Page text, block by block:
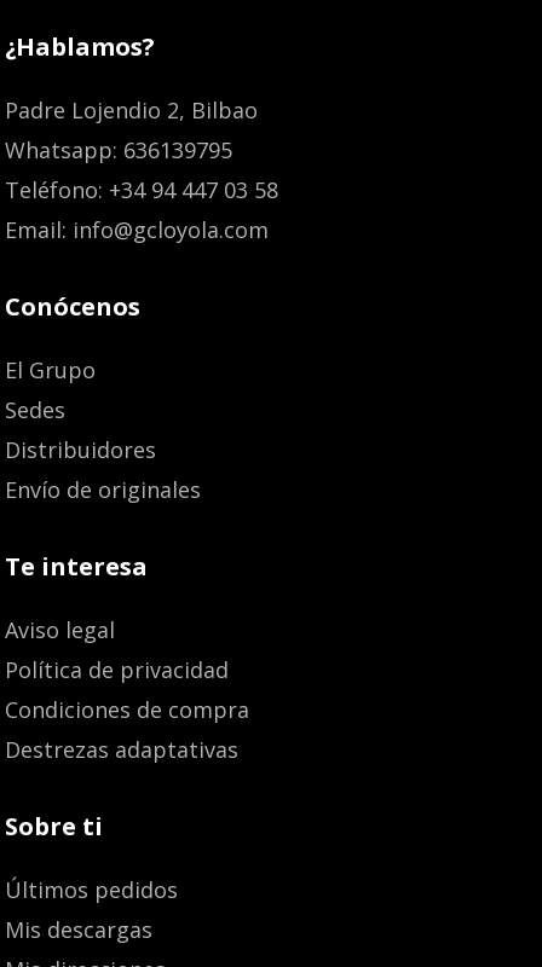
¿Hablamos?
Padre Lojendio 2, Bilbao
Whatsapp: 636139795
Teléfono: +34 94 447 03 58
Email: info@gcloyola.com
Conócenos
El Grupo
Sedes
Distribuidores
Envío de originales
Te interesa
Aviso legal
Política de privacidad
Condiciones de compra
Destrezas adaptativas
Sobre ti
Últimos pedidos
Mis descargas